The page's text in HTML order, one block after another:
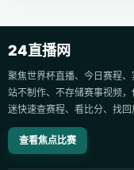
24直播网
聚焦世界杯直播、今日赛程
站不制作、不存储赛事视频
迷快速查赛程、看比分、找回
查看焦点比赛